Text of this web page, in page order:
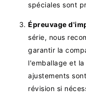
spéciales sont
Épreuvage
série, nous
garantir la
l'emballage et
ajustements
révision si